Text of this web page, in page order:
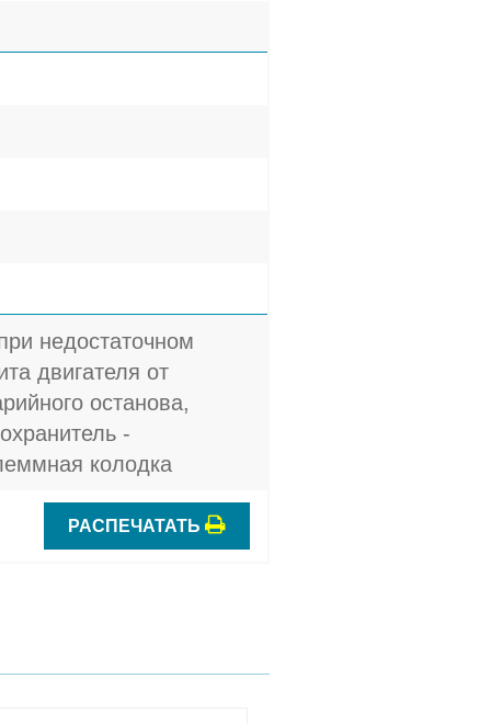
недостаточном
двигателя от
останова,
-
колодка
РАСПЕЧАТАТЬ